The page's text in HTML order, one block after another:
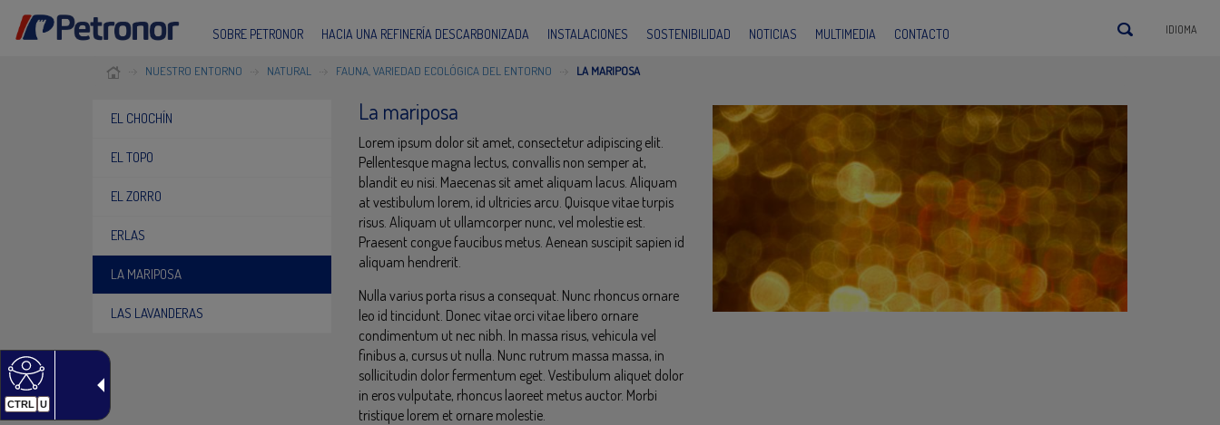
CTRL U
SOBRE PETRONOR HACIA UNA REFINERÍA DESCARBONIZADA INSTALACIONES SOSTENIBILIDAD NOTICIAS MULTIMEDIA CONTACTO IDIOMA
NUESTRO ENTORNO NATURAL FAUNA, VARIEDAD ECOLÓGICA DEL ENTORNO LA MARIPOSA
EL CHOCHÍN
EL TOPO
EL ZORRO
ERLAS
LA MARIPOSA
LAS LAVANDERAS
La mariposa
Lorem ipsum dolor sit amet, consectetur adipiscing elit.
Pellentesque magna lectus, convallis non semper at,
blandit eu nisi. Maecenas sit amet aliquam lacus. Aliquam
at vestibulum lorem, id ultricies arcu. Quisque vitae turpis
risus. Aliquam ut ullamcorper nunc, vel molestie est.
Praesent congue faucibus metus. Aenean suscipit sapien id
aliquam hendrerit.
Nulla varius porta risus a consequat. Nunc rhoncus ornare
leo id tincidunt. Donec vitae orci vitae libero ornare
condimentum ut nec nibh. In massa risus, vehicula vel
finibus a, cursus ut nulla. Nunc rutrum massa massa, in
sollicitudin dolor fermentum eget. Vestibulum aliquet dolor
in eros vulputate, rhoncus laoreet metus auctor. Morbi
tristique lorem et ornare molestie.